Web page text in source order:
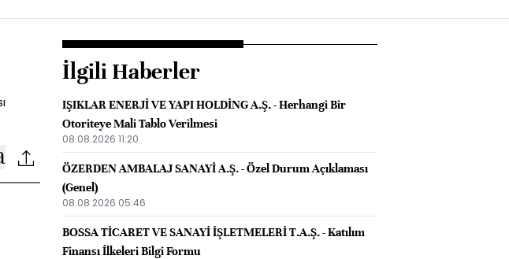
İlgili Haberler
IŞIKLAR ENERJİ VE YAPI HOLDİNG A.Ş. - Herhangi Bir
Otoriteye Mali Tablo Verilmesi
08.08.2026 11:20
ÖZERDEN AMBALAJ SANAYİ A.Ş. - Özel Durum Açıklaması
(Genel)
08.08.2026 05:46
BOSSA TİCARET VE SANAYİ İŞLETMELERİ T.A.Ş. - Katılım
Finansı İlkeleri Bilgi Formu